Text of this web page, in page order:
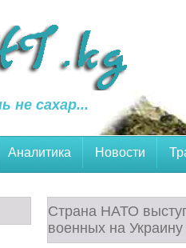
не сахар...
Аналитика Новости
Страна НАТО
военных на Украину